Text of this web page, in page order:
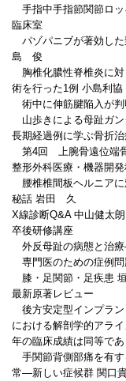
手指中手指節関節ロ
臨床室
パゾパニブが著効した
島 俊
胸椎化膿性脊椎炎に対
術を行った1例 小島利協
術中に伸筋腱陥入が判
山歩きによる母趾ガ
長期経過例に学ぶ骨折
第4回 上腕骨遠位端
整形外科医療・機器開
腰椎椎間板ヘルニア
秘話 岩田 久
X線診断Q&A 中山健太朗
卒後研修講座
外反母趾の病態と治
専門医のための症例
膝・足関節・足疾患
最新原著レビュー
後方安定型インプラン
における解剖学的アラ
年の臨床成績は同等で
手関節背側部痛を有す
常―新しい症候群 関口